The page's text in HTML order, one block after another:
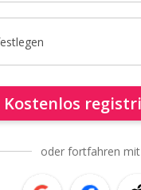
Kostenlos
oder fortfahren mit